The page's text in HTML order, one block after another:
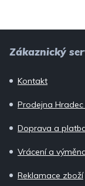
Zákaznický
Kontakt
Prodejna Hradec
Doprava a
Vrácení a
Reklamace zboží